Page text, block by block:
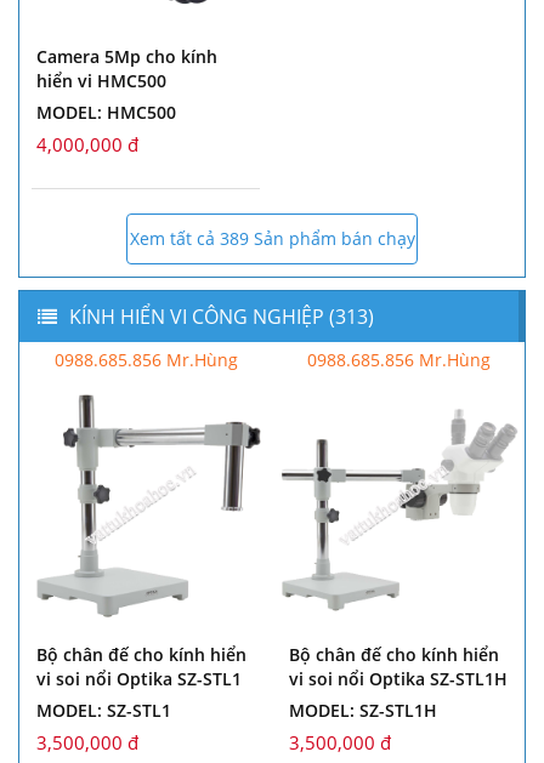
Camera 5Mp cho kính
hiển vi HMC500
MODEL: HMC500
4,000,000 đ
Xem tất cả 389 Sản phẩm bán chạy
KÍNH HIỂN VI CÔNG NGHIỆP (313)
0988.685.856 Mr.Hùng
Bộ chân đế cho kính hiển
vi soi nổi Optika SZ-STL1
MODEL: SZ-STL1
3,500,000 đ
0988.685.856 Mr.Hùng
Bộ chân đế cho kính hiển
vi soi nổi Optika SZ-STL1H
MODEL: SZ-STL1H
3,500,000 đ